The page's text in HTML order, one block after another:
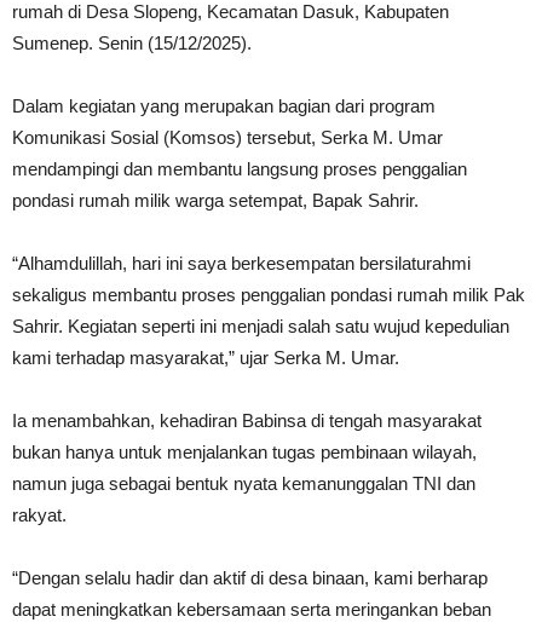
rumah di Desa Slopeng, Kecamatan Dasuk, Kabupaten
Sumenep. Senin (15/12/2025).
Dalam kegiatan yang merupakan bagian dari program
Komunikasi Sosial (Komsos) tersebut, Serka M. Umar
mendampingi dan membantu langsung proses penggalian
pondasi rumah milik warga setempat, Bapak Sahrir.
“Alhamdulillah, hari ini saya berkesempatan bersilaturahmi
sekaligus membantu proses penggalian pondasi rumah milik Pak
Sahrir. Kegiatan seperti ini menjadi salah satu wujud kepedulian
kami terhadap masyarakat,” ujar Serka M. Umar.
Ia menambahkan, kehadiran Babinsa di tengah masyarakat
bukan hanya untuk menjalankan tugas pembinaan wilayah,
namun juga sebagai bentuk nyata kemanunggalan TNI dan
rakyat.
“Dengan selalu hadir dan aktif di desa binaan, kami berharap
dapat meningkatkan kebersamaan serta meringankan beban